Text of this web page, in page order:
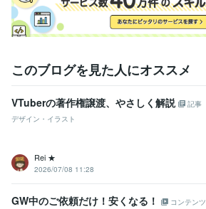
このブログを見た人にオススメ
VTuberの著作権譲渡、やさしく解説
記事
デザイン・イラスト
Rei ★
2026/07/08 11:28
GW中のご依頼だけ！安くなる！
コンテンツ